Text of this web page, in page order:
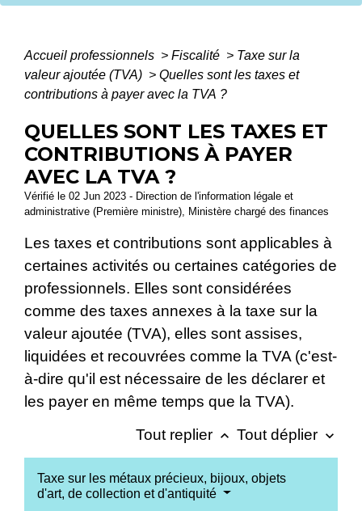
Accueil professionnels > Fiscalité > Taxe sur la
valeur ajoutée (TVA) > Quelles sont les taxes et
contributions à payer avec la TVA ?
QUELLES SONT LES TAXES ET
CONTRIBUTIONS À PAYER
AVEC LA TVA ?
Vérifié le 02 Jun 2023 - Direction de l'information légale et
administrative (Première ministre), Ministère chargé des finances
Les taxes et contributions sont applicables à
certaines activités ou certaines catégories de
professionnels. Elles sont considérées
comme des taxes annexes à la taxe sur la
valeur ajoutée (TVA), elles sont assises,
liquidées et recouvrées comme la TVA (c'est-
à-dire qu'il est nécessaire de les déclarer et
les payer en même temps que la TVA).
Tout replier keyboard_arrow_up Tout déplier keyboard_arrow_down
Taxe sur les métaux précieux, bijoux, objets
d'art, de collection et d'antiquité